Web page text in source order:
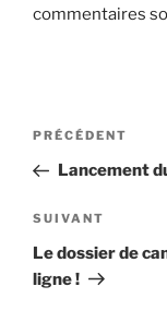
commentaires
Navigation
l’article
Article
précédent
PRÉCÉDENT
Lancement
Article
suivant
SUIVANT
Le dossier de
ligne !